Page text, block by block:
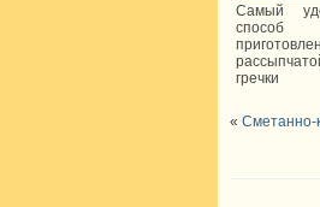
Самый
способ
гречки
« Сметанно-